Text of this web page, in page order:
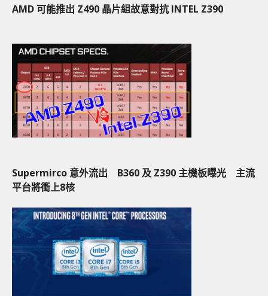
AMD 可能推出 Z490 晶片組故意對抗 INTEL Z390
Supermirco 意外流出 B360 及 Z390 主機板曝光 主流
平台將衝上8核